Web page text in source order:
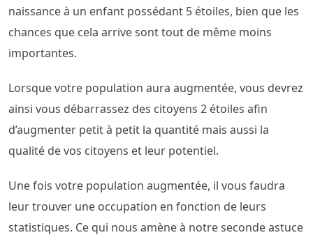
naissance à un enfant possédant 5 étoiles, bien que les
chances que cela arrive sont tout de même moins
importantes.
Lorsque votre population aura augmentée, vous devrez
ainsi vous débarrassez des citoyens 2 étoiles afin
d’augmenter petit à petit la quantité mais aussi la
qualité de vos citoyens et leur potentiel.
Une fois votre population augmentée, il vous faudra
leur trouver une occupation en fonction de leurs
statistiques. Ce qui nous amène à notre seconde astuce